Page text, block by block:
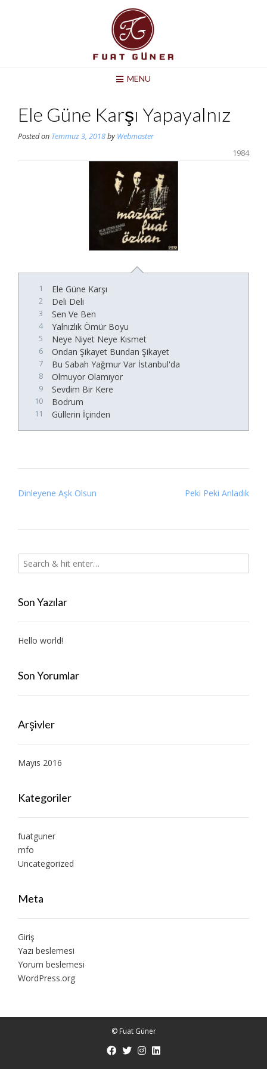
MENU
Ele Güne Karşı Yapayalnız
Posted on Temmuz 3, 2018byWebmaster
1984
1 Ele Güne Karşı
2 Deli Deli
3 Sen Ve Ben
4 Yalnızlık Ömür Boyu
5 Neye Niyet Neye Kısmet
6 Ondan Şikayet Bundan Şikayet
7 Bu Sabah Yağmur Var İstanbul'da
8 Olmuyor Olamıyor
9 Sevdim Bir Kere
10 Bodrum
11 Güllerin İçinden
Post
Dinleyene Aşk Olsun Peki Peki Anladık
Son Yazılar
Hello world!
Son Yorumlar
Arşivler
Mayıs 2016
Kategoriler
fuatguner
mfo
Uncategorized
Meta
Giriş
Yazı beslemesi
Yorum beslemesi
WordPress.org
© Fuat Güner